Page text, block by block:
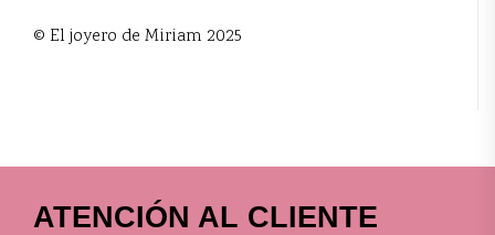
© El joyero de Miriam 2025
ATENCIÓN AL CLIENTE